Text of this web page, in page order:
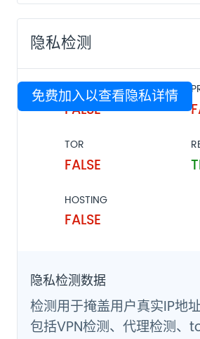
隐私检测
免费加入以查看隐私详情
VPN
FALSE
TOR
FALSE
HOSTING
FALSE
隐私检测数据
检测用于掩盖用户真实IP地
包括VPN检测、代理检测、